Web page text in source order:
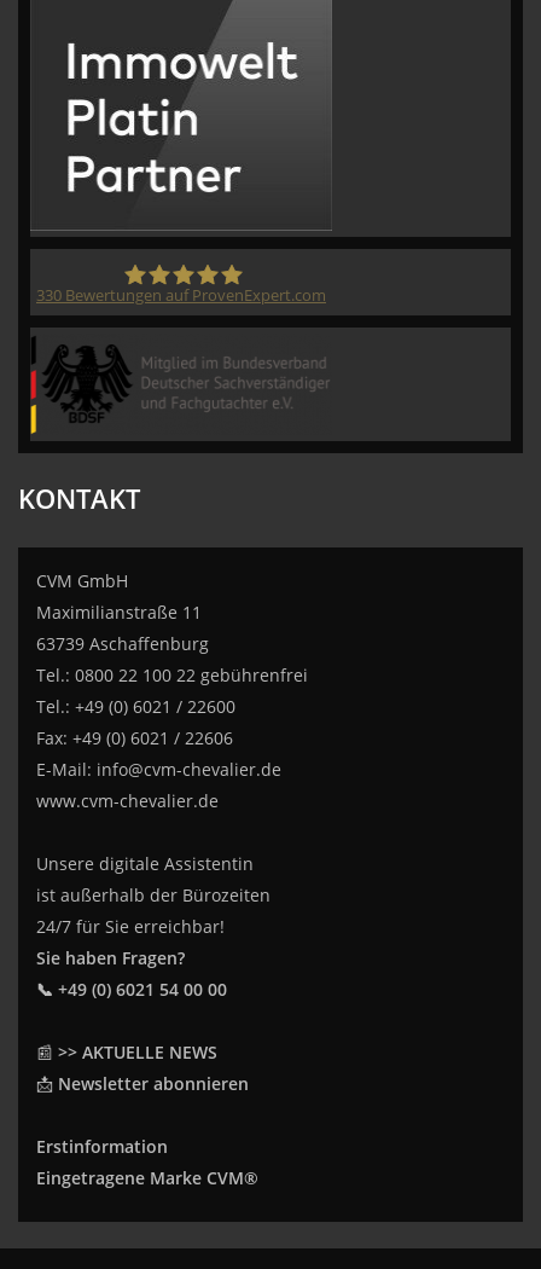
330 Bewertungen auf ProvenExpert.com
KONTAKT
CVM GmbH
Maximilianstraße 11
63739 Aschaffenburg
Tel.: 0800 22 100 22 gebührenfrei
Tel.: +49 (0) 6021 / 22600
Fax: +49 (0) 6021 / 22606
E-Mail: info@cvm-chevalier.de
www.cvm-chevalier.de
Unsere digitale Assistentin
ist außerhalb der Bürozeiten
24/7 für Sie erreichbar!
Sie haben Fragen?
📞 +49 (0) 6021 54 00 00
📰 >> AKTUELLE NEWS
📩 Newsletter abonnieren
Erstinformation
Eingetragene Marke CVM®